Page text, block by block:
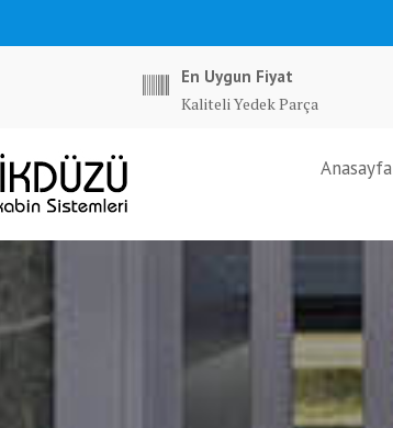
En Uygun Fiyat
Kaliteli Yedek Parça
Anasayfa